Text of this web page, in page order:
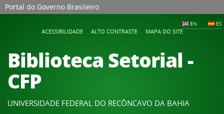
Portal do Governo Brasileiro
EN ES
ACESSIBILIDADE ALTO CONTRASTE MAPA DO SITE
Biblioteca Setorial -
CFP
UNIVERSIDADE FEDERAL DO RECÔNCAVO DA BAHIA